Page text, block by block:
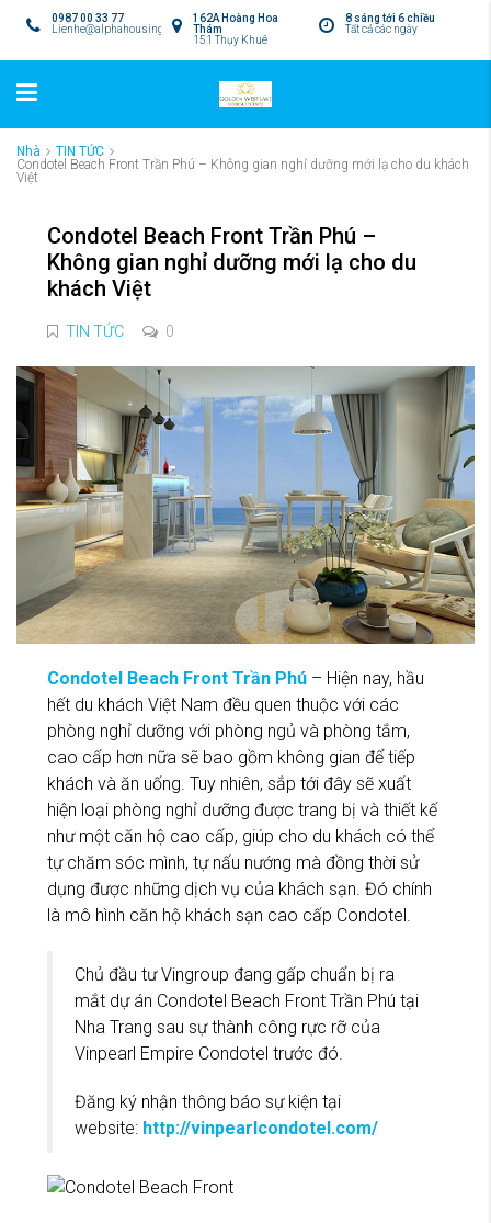
8 sáng tới 6 chiều
Tất cả các ngày
162A Hoàng Hoa
Thám
151 Thụy Khuê
0987 00 33 77
Lienhe@alphahousing.vn
Nhà
TIN TỨC
Condotel Beach Front Trần Phú – Không gian nghỉ dưỡng mới lạ cho du khách
Việt
Condotel Beach Front Trần Phú –
Không gian nghỉ dưỡng mới lạ cho du
khách Việt
TIN TỨC 0
Condotel Beach Front Trần Phú – Hiện nay, hầu
hết du khách Việt Nam đều quen thuộc với các
phòng nghỉ dưỡng với phòng ngủ và phòng tắm,
cao cấp hơn nữa sẽ bao gồm không gian để tiếp
khách và ăn uống. Tuy nhiên, sắp tới đây sẽ xuất
hiện loại phòng nghỉ dưỡng được trang bị và thiết kế
như một căn hộ cao cấp, giúp cho du khách có thể
tự chăm sóc mình, tự nấu nướng mà đồng thời sử
dụng được những dịch vụ của khách sạn. Đó chính
là mô hình căn hộ khách sạn cao cấp Condotel.
Chủ đầu tư Vingroup đang gấp chuẩn bị ra
mắt dự án Condotel Beach Front Trần Phú tại
Nha Trang sau sự thành công rực rỡ của
Vinpearl Empire Condotel trước đó.
Đăng ký nhận thông báo sự kiện tại
website: http://vinpearlcondotel.com/